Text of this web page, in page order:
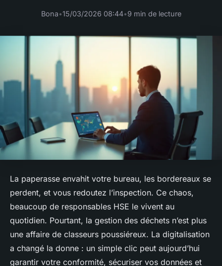
Bona•15/03/2026 08:44•9 min de lecture
La paperasse envahit votre bureau, les bordereaux se
perdent, et vous redoutez l’inspection. Ce chaos,
beaucoup de responsables HSE le vivent au
quotidien. Pourtant, la gestion des déchets n’est plus
une affaire de classeurs poussiéreux. La digitalisation
a changé la donne : un simple clic peut aujourd’hui
garantir votre conformité, sécuriser vos données et